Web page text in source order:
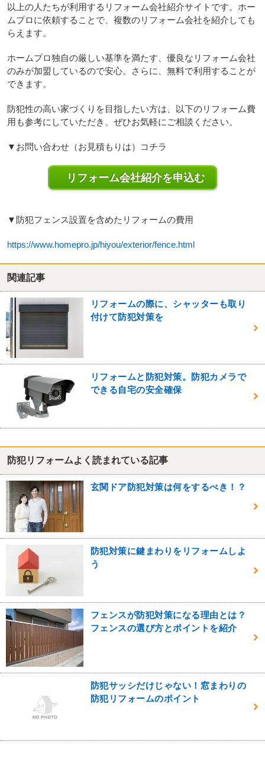
以上の人たちが利用するリフォーム会社紹介サイトです。ホー
ムプロに依頼することで、複数のリフォーム会社を紹介しても
らえます。
ホームプロ独自の厳しい基準を満たす、優良なリフォーム会社
のみが加盟しているので安心。さらに、無料で利用することが
できます。
防犯性の高い家づくりを目指したい方は、以下のリフォーム費
用も参考にしていただき、ぜひお気軽にご相談ください。
▼お問い合わせ（お見積もりは）コチラ
リフォーム会社紹介を申込む
▼防犯フェンス設置を含めたリフォームの費用
https://www.homepro.jp/hiyou/exterior/fence.html
関連記事
リフォームの際に、シャッターも取り
付けて防犯対策を
リフォームと防犯対策。防犯カメラで
できる自宅の安全確保
防犯リフォームよく読まれている記事
玄関ドア防犯対策は何をするべき！？
防犯対策に鍵まわりをリフォームしよ
う
フェンスが防犯対策になる理由とは？
フェンスの選び方とポイントを紹介
防犯サッシだけじゃない！窓まわりの
防犯リフォームのポイント